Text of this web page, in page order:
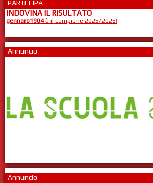
PARTECIPA
INDOVINA IL RISULTATO
gennaro1904è il campione 2025/2026!
Annuncio
Annuncio